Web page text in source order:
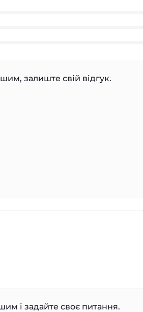
залиште свій відгук.
і задайте своє питання.